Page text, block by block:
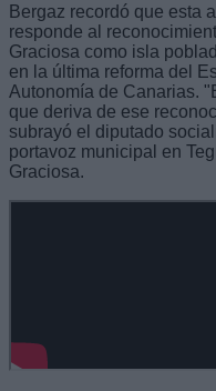
Bergaz recordó que esta
responde al
Graciosa como isla
en la última reforma del
Autonomía de Canarias.
que deriva de ese
subrayó el diputado
portavoz municipal en
Graciosa.